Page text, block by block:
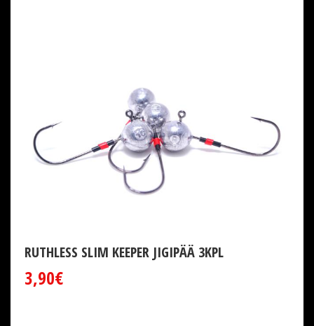
RUTHLESS SLIM KEEPER JIGIPÄÄ 3KPL
3,90€